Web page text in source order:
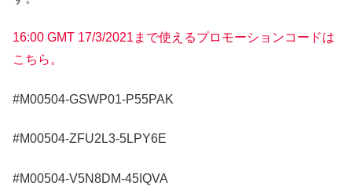
16:00 GMT 17/3/2021まで使えるプロモーションコードは
こちら。
#M00504-GSWP01-P55PAK
#M00504-ZFU2L3-5LPY6E
#M00504-V5N8DM-45IQVA